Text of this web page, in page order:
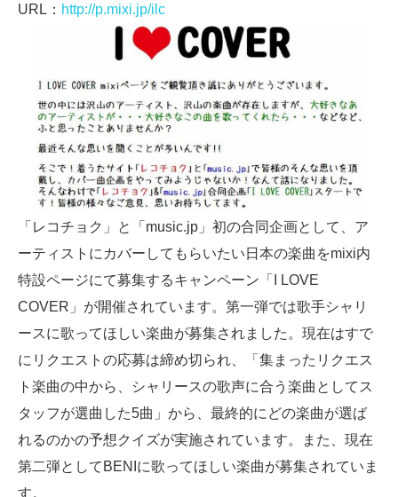
URL： http://p.mixi.jp/ilc
「レコチョク」と「music.jp」初の合同企画として、ア
ーティストにカバーしてもらいたい日本の楽曲をmixi内
特設ページにて募集するキャンペーン「I LOVE
COVER」が開催されています。第一弾では歌手シャリ
ースに歌ってほしい楽曲が募集されました。現在はすで
にリクエストの応募は締め切られ、「集まったリクエス
ト楽曲の中から、シャリースの歌声に合う楽曲としてス
タッフが選曲した5曲」から、最終的にどの楽曲が選ば
れるのかの予想クイズが実施されています。また、現在
第二弾としてBENIに歌ってほしい楽曲が募集されていま
す。